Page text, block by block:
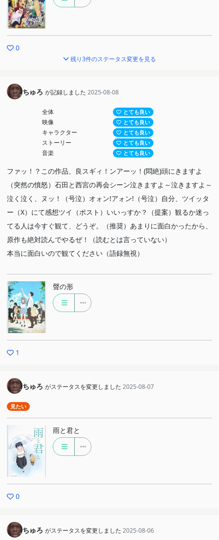
0
残り3件のステータス変更を見る
ちゅろ が記録しました 2025-08-08
全体 とても良い
映像 とても良い
キャラクター とても良い
ストーリー とても良い
音楽 とても良い
ファッ！？この作品、良スギィ！ンアーッ！(悶絶)頭にきますよ
（突然の憤怒）石田と西宮の再会シーン泣きますよ～泣きますよ～
泣く泣く、ヌッ！（号泣）オォン!アォン!（号泣）自分、ツイッタ
ー（X）にて感想ツイ（ポスト）いいっすか？（提案）観るか迷っ
てる人は今すぐ観て、どうぞ。（推奨）あまりに面白かったから、
原作も絶対読んでやるぜ！（読むとは言っていない）
本当に面白いので観てください（語録無視）
聲の形
1
ちゅろ がステータスを変更しました 2025-08-07
見たい
雨と君と
0
ちゅろ がステータスを変更しました 2025-08-06